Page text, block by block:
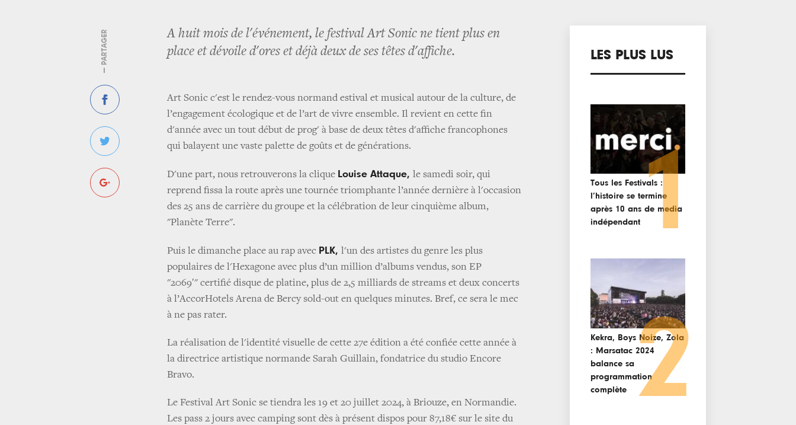
— PARTAGER
A huit mois de l'événement, le festival Art Sonic ne tient plus en
place et dévoile d'ores et déjà deux de ses têtes d'affiche.
Art Sonic c'est le rendez-vous normand estival et musical autour de la culture, de
l’engagement écologique et de l’art de vivre ensemble. Il revient en cette fin
d'année avec un tout début de prog' à base de deux têtes d'affiche francophones
qui balayent une vaste palette de goûts et de générations.
D'une part, nous retrouverons la clique Louise Attaque, le samedi soir, qui
reprend fissa la route après une tournée triomphante l’année dernière à l'occasion
des 25 ans de carrière du groupe et la célébration de leur cinquième album,
"Planète Terre".
Puis le dimanche place au rap avec PLK, l'un des artistes du genre les plus
populaires de l'Hexagone avec plus d’un million d’albums vendus, son EP
"2069′" certifié disque de platine, plus de 2,5 milliards de streams et deux concerts
à l’AccorHotels Arena de Bercy sold-out en quelques minutes. Bref, ce sera le mec
à ne pas rater.
La réalisation de l'identité visuelle de cette 27e édition a été confiée cette année à
la directrice artistique normande Sarah Guillain, fondatrice du studio Encore
Bravo.
Le Festival Art Sonic se tiendra les 19 et 20 juillet 2024, à Briouze, en Normandie.
Les pass 2 jours avec camping sont dès à présent dispos pour 87,18€ sur le site du
LES PLUS LUS
Tous les Festivals :
l’histoire se termine
après 10 ans de media
indépendant1
Kekra, Boys Noize, Zola
: Marsatac 2024
balance sa
programmation
complète
2